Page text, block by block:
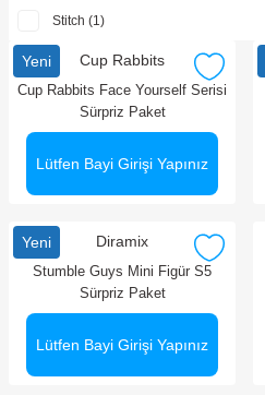
Stitch (1)
Yeni Cup Rabbits
Cup Rabbits Face Yourself Serisi
Sürpriz Paket
Lütfen Bayi Girişi Yapınız
Yeni Diramix
Stumble Guys Mini Figür S5
Sürpriz Paket
Lütfen Bayi Girişi Yapınız